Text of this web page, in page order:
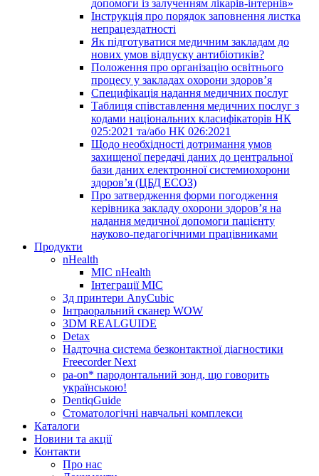
допомоги із залученням лікарів-інтернів»
Інструкція про порядок заповнення листка
непрацездатності
Як підготуватися медичним закладам до
нових умов відпуску антибіотиків?
Положення про організацію освітнього
процесу у закладах охорони здоров’я
Специфікація надання медичних послуг
Таблиця співставлення медичних послуг з
кодами національних класифікаторів НК
025:2021 та/або НК 026:2021
Щодо необхідності дотримання умов
захищеної передачі даних до центральної
бази даних електронної системиохорони
здоров’я (ЦБД ЕСОЗ)
Про затвердження форми погодження
керівника закладу охорони здоров’я на
надання медичної допомоги пацієнту
науково-педагогічними працівниками
Продукти
nHealth
МІС nHealth
Інтеграції МІС
3д принтери AnyCubic
Інтраоральний сканер WOW
3DM REALGUIDE
Detax
Надточна система безконтактної діагностики
Freecorder Next
pa-on* пародонтальний зонд, що говорить
українською!
DentiqGuide
Стоматологічні навчальні комплекси
Каталоги
Новини та акції
Контакти
Про нас